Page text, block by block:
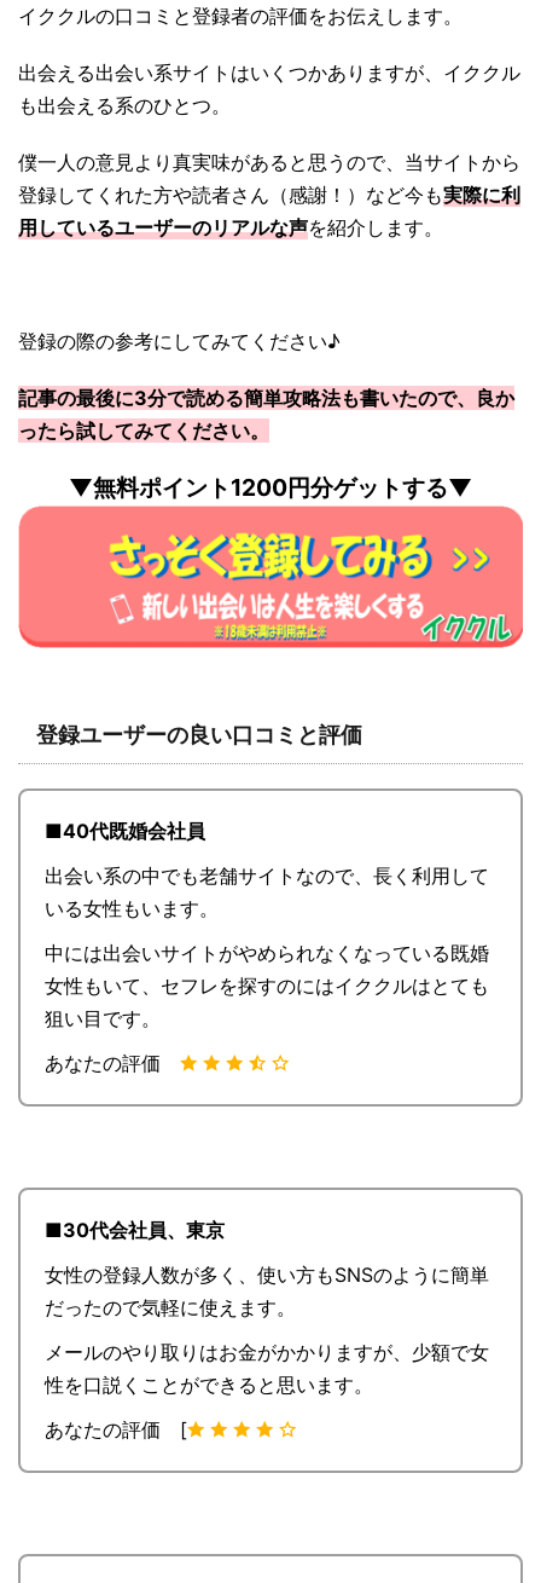
イククルの口コミと登録者の評価をお伝えします。
出会える出会い系サイトはいくつかありますが、イククル
も出会える系のひとつ。
僕一人の意見より真実味があると思うので、当サイトから
登録してくれた方や読者さん（感謝！）など今も実際に利
用しているユーザーのリアルな声を紹介します。
登録の際の参考にしてみてください♪
記事の最後に3分で読める簡単攻略法も書いたので、良か
ったら試してみてください。
▼無料ポイント1200円分ゲットする▼
登録ユーザーの良い口コミと評価
■40代既婚会社員
出会い系の中でも老舗サイトなので、長く利用して
いる女性もいます。
中には出会いサイトがやめられなくなっている既婚
女性もいて、セフレを探すのにはイククルはとても
狙い目です。
あなたの評価
■30代会社員、東京
女性の登録人数が多く、使い方もSNSのように簡単
だったので気軽に使えます。
メールのやり取りはお金がかかりますが、少額で女
性を口説くことができると思います。
あなたの評価 [